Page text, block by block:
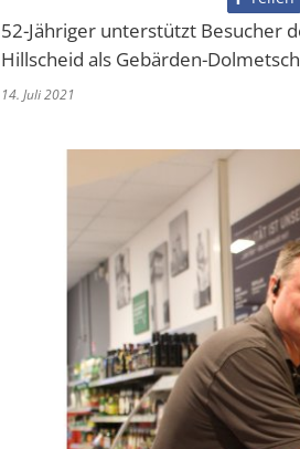
52-Jähriger unterstützt Besucher
Hillscheid als Gebärden-
14. Juli 2021